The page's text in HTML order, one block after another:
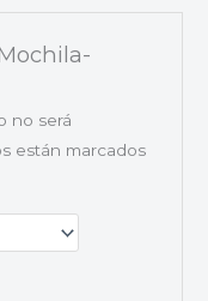
no será
están marcados